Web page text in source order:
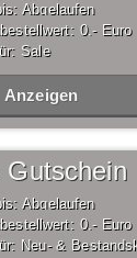
Abgelaufen
0,- Euro
Sale
Anzeigen
Gutschein
Abgelaufen
0,- Euro
Neu- &